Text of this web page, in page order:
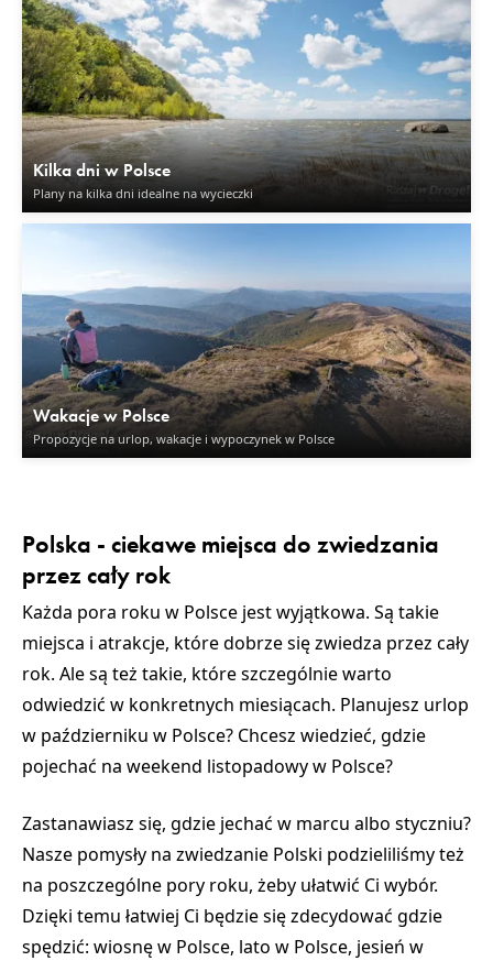
Kilka dni w Polsce
Plany na kilka dni idealne na wycieczki
Wakacje w Polsce
Propozycje na urlop, wakacje i wypoczynek w Polsce
Polska - ciekawe miejsca do zwiedzania
przez cały rok
Każda pora roku w Polsce jest wyjątkowa. Są takie
miejsca i atrakcje, które dobrze się zwiedza przez cały
rok. Ale są też takie, które szczególnie warto
odwiedzić w konkretnych miesiącach. Planujesz urlop
w październiku w Polsce? Chcesz wiedzieć, gdzie
pojechać na weekend listopadowy w Polsce?
Zastanawiasz się, gdzie jechać w marcu albo styczniu?
Nasze pomysły na zwiedzanie Polski podzieliliśmy też
na poszczególne pory roku, żeby ułatwić Ci wybór.
Dzięki temu łatwiej Ci będzie się zdecydować gdzie
spędzić: wiosnę w Polsce, lato w Polsce, jesień w